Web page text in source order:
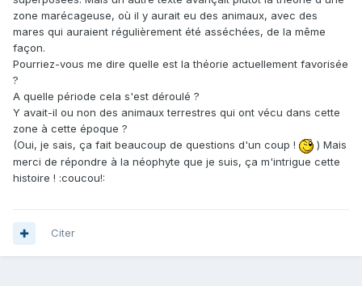
zone marécageuse, où il y aurait eu des animaux, avec des
mares qui auraient régulièrement été asséchées, de la même
façon.
Pourriez-vous me dire quelle est la théorie actuellement favorisée
?
A quelle période cela s'est déroulé ?
Y avait-il ou non des animaux terrestres qui ont vécu dans cette
zone à cette époque ?
(Oui, je sais, ça fait beaucoup de questions d'un coup !
) Mais
merci de répondre à la néophyte que je suis, ça m'intrigue cette
histoire ! :coucou!:
Citer